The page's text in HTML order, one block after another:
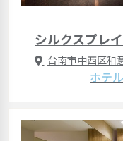
シルクスプレ
台南市中西区和
ホテ